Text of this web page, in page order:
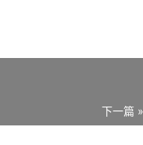
下一篇 »